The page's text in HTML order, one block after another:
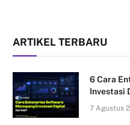
ARTIKEL TERBARU
6 Cara
Investasi
7 Agustus